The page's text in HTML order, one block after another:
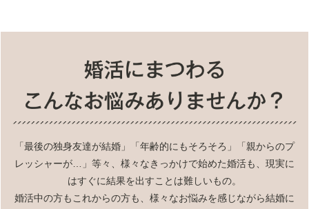
「最後の独身友達が結婚」「年齢的にもそろそろ」「親からのプ
レッシャーが…」等々、様々なきっかけで始めた婚活も、現実に
はすぐに結果を出すことは難しいもの。
婚活中の方もこれからの方も、様々なお悩みを感じながら結婚に